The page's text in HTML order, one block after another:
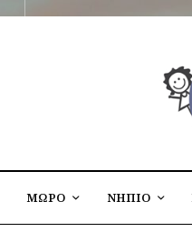
ΜΩΡΟ ΝΗΠΙΟ